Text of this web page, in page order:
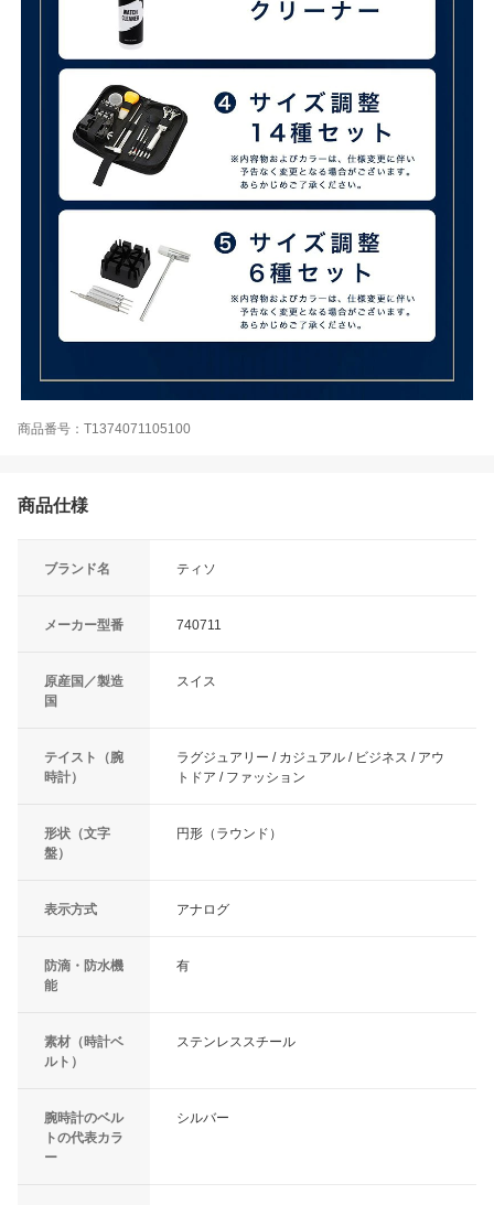
商品番号：T1374071105100
商品仕様
ブランド名 ティソ
メーカー型番 740711
原産国／製造
国
スイス
テイスト（腕
時計）
ラグジュアリー / カジュアル / ビジネス / アウ
トドア / ファッション
形状（文字
盤）
円形（ラウンド）
表示方式 アナログ
防滴・防水機
能
有
素材（時計ベ
ルト）
ステンレススチール
腕時計のベル
トの代表カラ
ー
シルバー